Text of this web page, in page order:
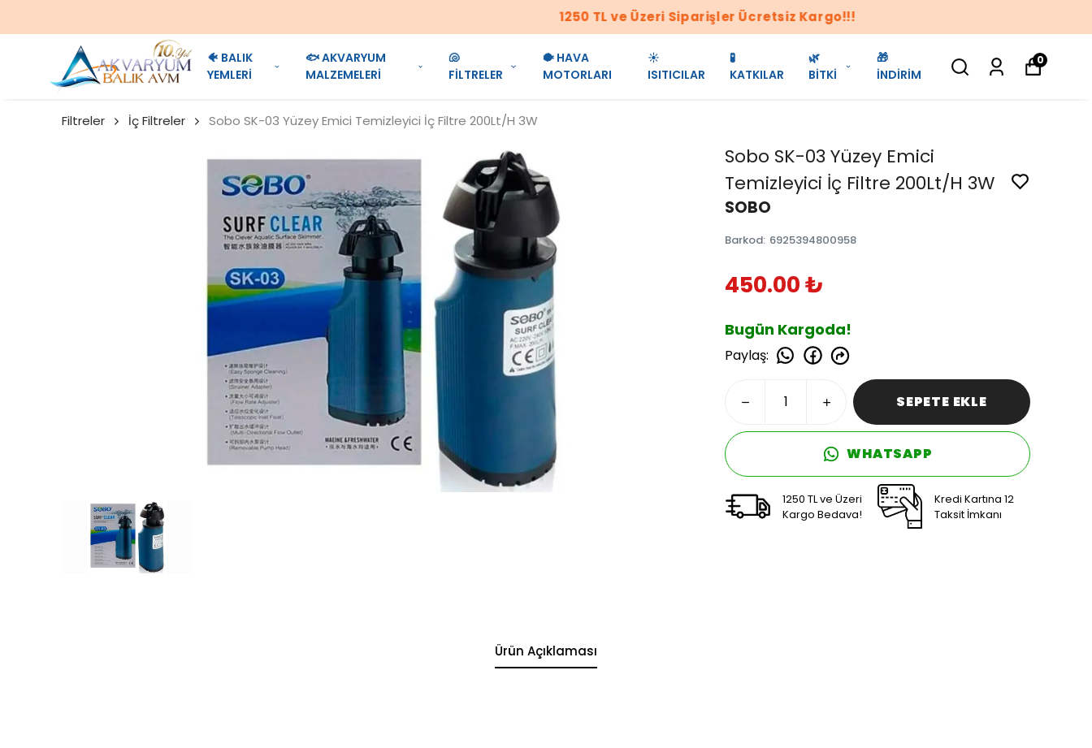
1250 TL ve Üzeri Siparişler Ücretsiz Kargo!!!
🐠 BALIK
YEMLERİ
🐟 AKVARYUM
MALZEMELERİ
🐚
FİLTRELER
🐡 HAVA
MOTORLARI
☀️
ISITICILAR
🧪
KATKILAR
🌿
BİTKİ
🎁
İNDİRİM
0
Filtreler İç Filtreler Sobo SK-03 Yüzey Emici Temizleyici İç Filtre 200Lt/H 3W
Sobo SK-03 Yüzey Emici
Temizleyici İç Filtre 200Lt/H 3W
SOBO
Barkod: 6925394800958
450.00 ₺
Bugün Kargoda!
Paylaş:
SEPETE EKLE
WHATSAPP
1250 TL ve Üzeri
Kargo Bedava!
Kredi Kartına 12
Taksit İmkanı
Ürün Açıklaması